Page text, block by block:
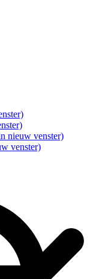
nieuw venster)
venster)